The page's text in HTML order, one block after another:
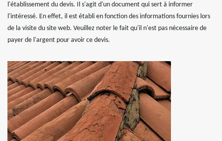
l'établissement du devis. Il s'agit d'un document qui sert à informer
l'intéressé. En effet, il est établi en fonction des informations fournies lors
de la visite du site web. Veuillez noter le fait qu'il n'est pas nécessaire de
payer de l'argent pour avoir ce devis.